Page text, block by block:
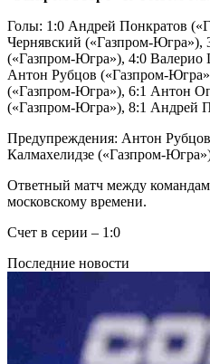
Голы: 1:0 Андрей Понкратов
Чернявский («Газпром-Югра»),
(«Газпром-Югра»), 4:0
Антон Рубцов («Газпром-
(«Газпром-Югра»), 6:1 Антон
(«Газпром-Югра»), 8:1 Андрей
Предупреждения: Антон
Калмахелидзе («Газпром-
Ответный матч между
московскому времени.
Счет в серии – 1:0
Последние новости